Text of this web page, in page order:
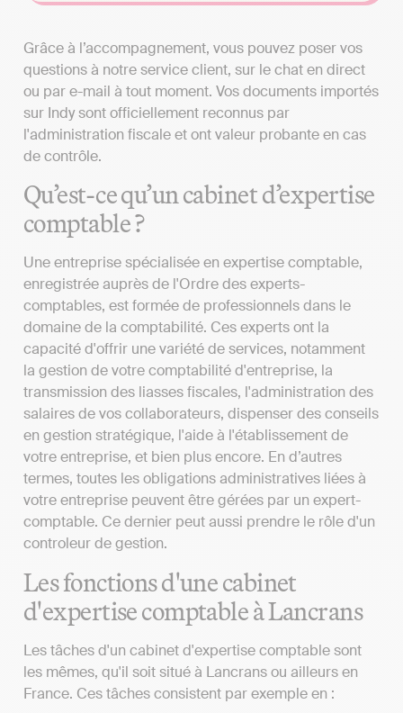
Grâce à l’accompagnement, vous pouvez poser vos
questions à notre service client, sur le chat en direct
ou par e-mail à tout moment. Vos documents importés
sur Indy sont officiellement reconnus par
l'administration fiscale et ont valeur probante en cas
de contrôle.
Qu’est-ce qu’un cabinet d’expertise
comptable ?
Une entreprise spécialisée en expertise comptable,
enregistrée auprès de l'Ordre des experts-
comptables, est formée de professionnels dans le
domaine de la comptabilité. Ces experts ont la
capacité d'offrir une variété de services, notamment
la gestion de votre comptabilité d'entreprise, la
transmission des liasses fiscales, l'administration des
salaires de vos collaborateurs, dispenser des conseils
en gestion stratégique, l'aide à l'établissement de
votre entreprise, et bien plus encore. En d’autres
termes, toutes les obligations administratives liées à
votre entreprise peuvent être gérées par un expert-
comptable. Ce dernier peut aussi prendre le rôle d'un
controleur de gestion.
Les fonctions d'une cabinet
d'expertise comptable à Lancrans
Les tâches d'un cabinet d'expertise comptable sont
les mêmes, qu'il soit situé à Lancrans ou ailleurs en
France. Ces tâches consistent par exemple en :